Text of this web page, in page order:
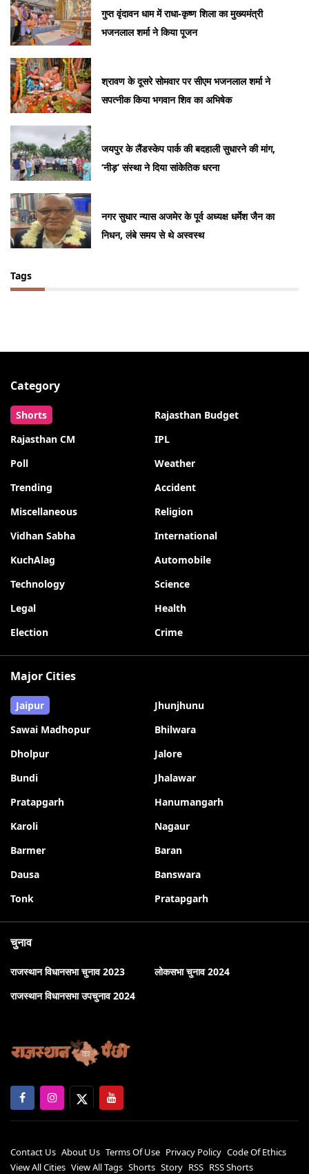
गुप्त वृंदावन धाम में राधा-कृष्ण शिला का मुख्यमंत्री
भजनलाल शर्मा ने किया पूजन
श्रावण के दूसरे सोमवार पर सीएम भजनलाल शर्मा ने
सपत्नीक किया भगवान शिव का अभिषेक
जयपुर के लैंडस्केप पार्क की बदहाली सुधारने की मांग,
‘नीड़’ संस्था ने दिया सांकेतिक धरना
नगर सुधार न्यास अजमेर के पूर्व अध्यक्ष धर्मेश जैन का
निधन, लंबे समय से थे अस्वस्थ
Tags
Category
Shorts
Rajasthan Budget
Rajasthan CM
IPL
Poll
Weather
Trending
Accident
Miscellaneous
Religion
Vidhan Sabha
International
KuchAlag
Automobile
Technology
Science
Legal
Health
Election
Crime
Major Cities
Jaipur
Jhunjhunu
Sawai Madhopur
Bhilwara
Dholpur
Jalore
Bundi
Jhalawar
Pratapgarh
Hanumangarh
Karoli
Nagaur
Barmer
Baran
Dausa
Banswara
Tonk
Pratapgarh
चुनाव
राजस्थान विधानसभा चुनाव 2023
लोकसभा चुनाव 2024
राजस्थान विधानसभा उपचुनाव 2024
Contact Us About Us Terms Of Use Privacy Policy Code Of Ethics
View All Cities View All Tags Shorts Story RSS RSS Shorts